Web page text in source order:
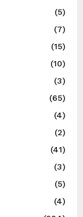
(5)
(7)
(15)
(10)
(3)
(65)
(4)
(2)
(41)
(3)
(5)
(4)